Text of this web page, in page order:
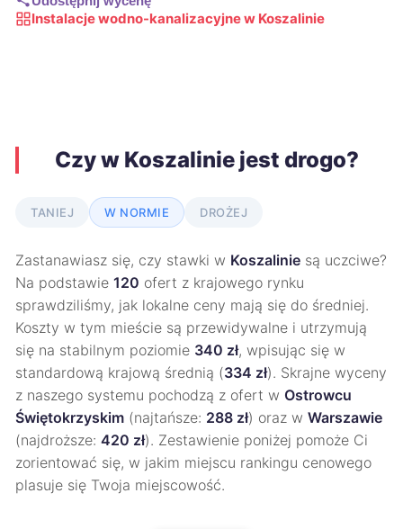
Instalacje wodno-kanalizacyjne w Koszalinie
Czy w Koszalinie jest drogo?
TANIEJ W NORMIE DROŻEJ
Zastanawiasz się, czy stawki w Koszalinie są uczciwe?
Na podstawie 120 ofert z krajowego rynku
sprawdziliśmy, jak lokalne ceny mają się do średniej.
Koszty w tym mieście są przewidywalne i utrzymują
się na stabilnym poziomie 340 zł, wpisując się w
standardową krajową średnią (334 zł). Skrajne wyceny
z naszego systemu pochodzą z ofert w Ostrowcu
Świętokrzyskim (najtańsze: 288 zł) oraz w Warszawie
(najdroższe: 420 zł). Zestawienie poniżej pomoże Ci
zorientować się, w jakim miejscu rankingu cenowego
plasuje się Twoja miejscowość.